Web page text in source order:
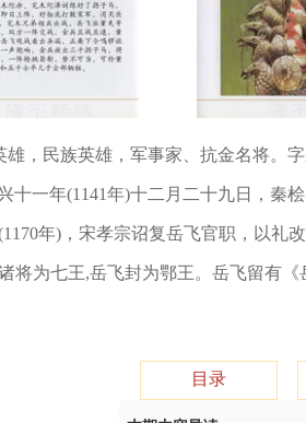
雄，民族英雄，军事家、抗金名将
十一年(1141年)十二月二十九日，秦
年)，宋孝宗诏复岳飞官职，以礼
将为七王,岳飞封为鄂王。岳飞留有《
目录